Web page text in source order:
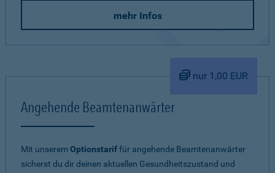
mehr Infos
nur 1,00 EUR
Angehende Beamtenanwärter
Mit unseremOptionstariffür angehende Beamtenanwärter
sicherst du dir deinen aktuellen Gesundheitszustand und